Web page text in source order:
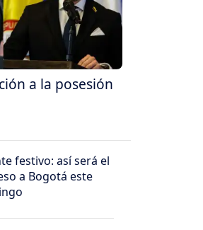
a la posesión
festivo: así será el
a Bogotá este